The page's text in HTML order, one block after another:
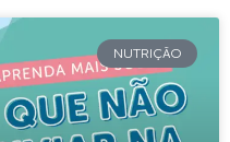
NUTRIÇÃO